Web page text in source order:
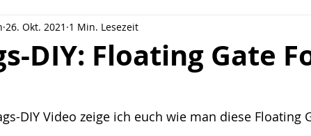
Bastelideen Verpackungen
DIY: Floating Gate
26. Okt. 2021 1 Min. Lesezeit
DIY Video zeige ich euch wie man diese Floating